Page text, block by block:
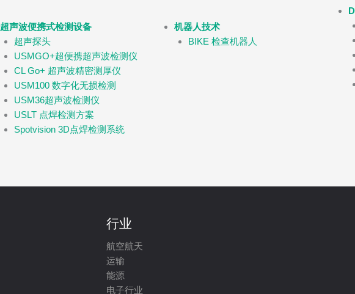
超声波便携式检测设备
超声探头
USMGO+超便携超声波检测仪
CL Go+ 超声波精密测厚仪
USM100 数字化无损检测
USM36超声波检测仪
USLT 点焊检测方案
Spotvision 3D点焊检测系统
机器人技术
BIKE 检查机器人
行业
航空航天
运输
能源
电子行业